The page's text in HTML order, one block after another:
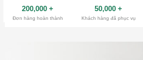
200,000 +
Đơn hàng hoàn thành
50,000 +
Khách hàng đã phục vụ